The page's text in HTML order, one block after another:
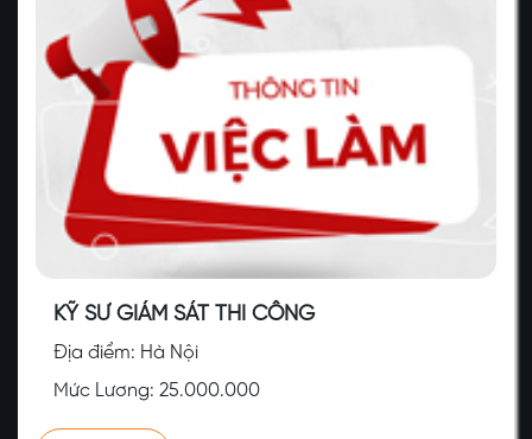
KỸ SƯ GIÁM SÁT THI CÔNG
Địa điểm: Hà Nội
Mức Lương: 25.000.000